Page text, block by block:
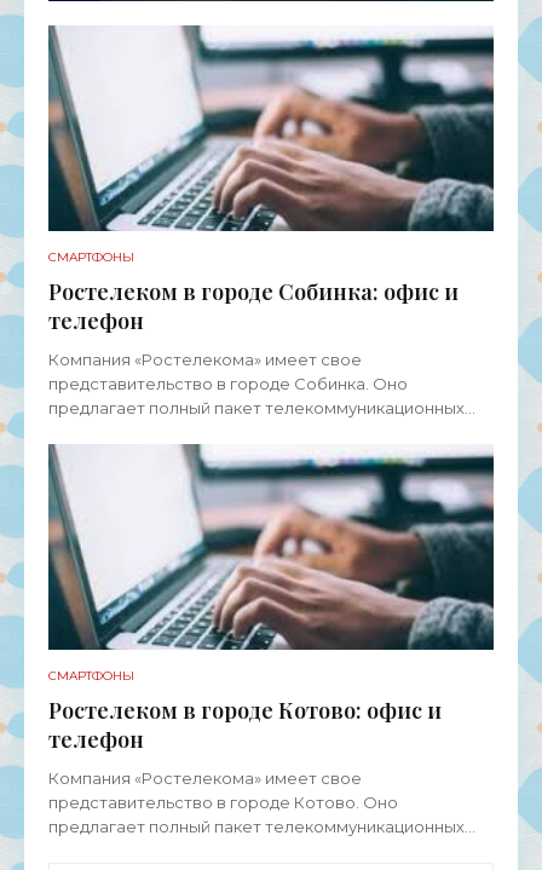
СМАРТФОНЫ
Ростелеком в городе Собинка: офис и
телефон
Компания «Ростелекома» имеет свое
представительство в городе Собинка. Оно
предлагает полный пакет телекоммуникационных
и малого бизнеса, а также
СМАРТФОНЫ
Ростелеком в городе Котово: офис и
телефон
Компания «Ростелекома» имеет свое
представительство в городе Котово. Оно
предлагает полный пакет телекоммуникационных